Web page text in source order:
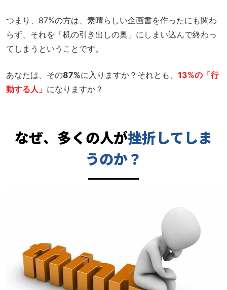
つまり、87%の方は、素晴らしい企画書を作ったにも関わ
らず、それを「机の引き出しの奥」にしまい込んで終わっ
てしまうということです。
あなたは、その87%に入りますか？それとも、 13%の「行
動する人」 になりますか？
なぜ、多くの人が挫折してしま
うのか？